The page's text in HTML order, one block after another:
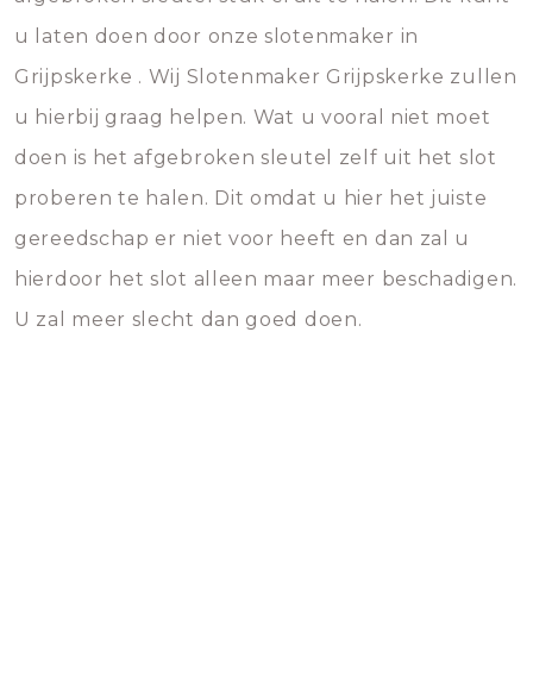
u laten doen door onze slotenmaker in
Grijpskerke . Wij Slotenmaker Grijpskerke zullen
u hierbij graag helpen. Wat u vooral niet moet
doen is het afgebroken sleutel zelf uit het slot
proberen te halen. Dit omdat u hier het juiste
gereedschap er niet voor heeft en dan zal u
hierdoor het slot alleen maar meer beschadigen.
U zal meer slecht dan goed doen.